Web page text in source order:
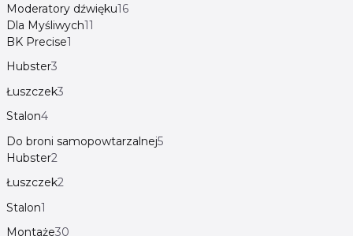
Moderatory dźwięku16
Dla Myśliwych11
BK Precise1
Hubster3
Łuszczek3
Stalon4
Do broni samopowtarzalnej5
Hubster2
Łuszczek2
Stalon1
Montaże30